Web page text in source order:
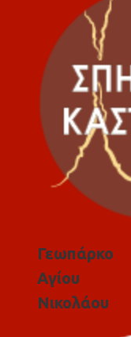
Γεωπάρκο
Αγίου
Νικολάου